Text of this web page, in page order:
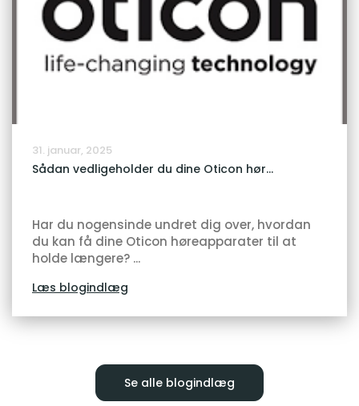
31. januar, 2025
Sådan vedligeholder du dine Oticon hør...
Har du nogensinde undret dig over, hvordan
du kan få dine Oticon høreapparater til at
holde længere? ...
Læs blogindlæg
Se alle blogindlæg